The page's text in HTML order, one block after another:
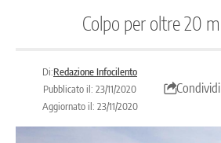
Colpo per oltre 20
Di:Redazione Infocilento
Pubblicato il: 23/11/2020
Aggiornato il: 23/11/2020
Condividi